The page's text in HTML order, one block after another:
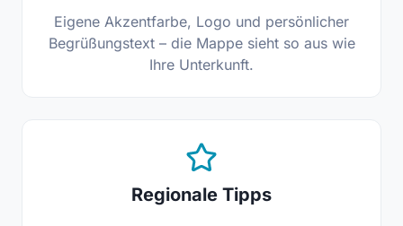
Eigene Akzentfarbe, Logo und persönlicher
Begrüßungstext – die Mappe sieht so aus wie
Ihre Unterkunft.
Regionale Tipps